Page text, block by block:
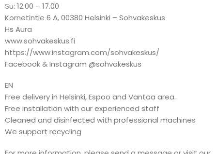
Su: 12.00 – 17.00
Kornetintie 6 A, 00380 Helsinki – Sohvakeskus
Hs Aura
www.sohvakeskus.fi
https://www.instagram.com/sohvakeskus/
Facebook & Instagram @sohvakeskus
EN
Free delivery in Helsinki, Espoo and Vantaa area.
Free installation with our experienced staff
Cleaned and disinfected with professional machines
We support recycling